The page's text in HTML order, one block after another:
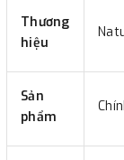
Thương
hiệu
Sản
phẩm